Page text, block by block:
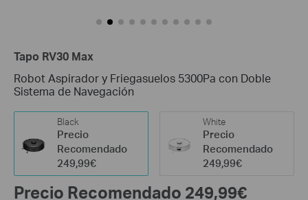
Tapo RV30 Max
Robot Aspirador y Friegasuelos 5300Pa con Doble
Sistema de Navegación
Black
Precio
Recomendado
249,99€
White
Precio
Recomendado
249,99€
Precio Recomendado 249,99€